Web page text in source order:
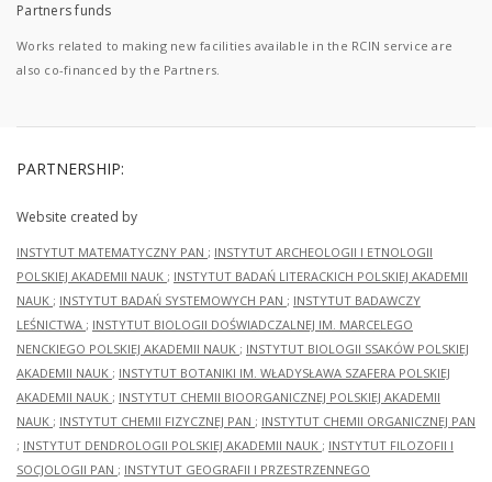
Partners funds
Works related to making new facilities available in the RCIN service are
also co-financed by the Partners.
PARTNERSHIP:
Website created by
INSTYTUT MATEMATYCZNY PAN ; INSTYTUT ARCHEOLOGII I ETNOLOGII
POLSKIEJ AKADEMII NAUK ; INSTYTUT BADAŃ LITERACKICH POLSKIEJ AKADEMII
NAUK ; INSTYTUT BADAŃ SYSTEMOWYCH PAN ; INSTYTUT BADAWCZY
LEŚNICTWA ; INSTYTUT BIOLOGII DOŚWIADCZALNEJ IM. MARCELEGO
NENCKIEGO POLSKIEJ AKADEMII NAUK ; INSTYTUT BIOLOGII SSAKÓW POLSKIEJ
AKADEMII NAUK ; INSTYTUT BOTANIKI IM. WŁADYSŁAWA SZAFERA POLSKIEJ
AKADEMII NAUK ; INSTYTUT CHEMII BIOORGANICZNEJ POLSKIEJ AKADEMII
NAUK ; INSTYTUT CHEMII FIZYCZNEJ PAN ; INSTYTUT CHEMII ORGANICZNEJ PAN
; INSTYTUT DENDROLOGII POLSKIEJ AKADEMII NAUK ; INSTYTUT FILOZOFII I
SOCJOLOGII PAN ; INSTYTUT GEOGRAFII I PRZESTRZENNEGO